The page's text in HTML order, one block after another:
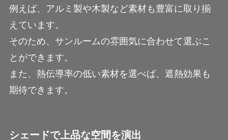
例えば、アルミ製や木製など素材も豊富に取り揃
えています。
そのため、サンルームの雰囲気に合わせて選ぶこ
とができます。
また、熱伝導率の低い素材を選べば、遮熱効果も
期待できます。
シェードで上品な空間を演出